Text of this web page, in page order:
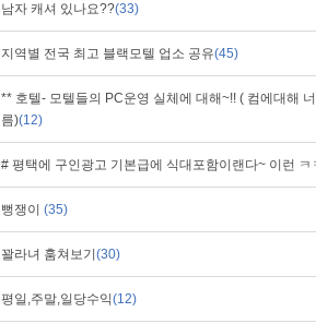
남자 캐셔 있나요??(33)
지역별 전국 최고 블랙모텔 업소 공유(45)
** 호텔- 모텔들의 PC운영 실체에 대해~!! ( 컴에대해
름)(12)
# 평택에 구인광고 기본급에 식대포함이랜다~ 이런 ㅋ
뻥쟁이 (35)
꽐라녀 훔쳐보기 (30)
평일,주말,일당수익(12)